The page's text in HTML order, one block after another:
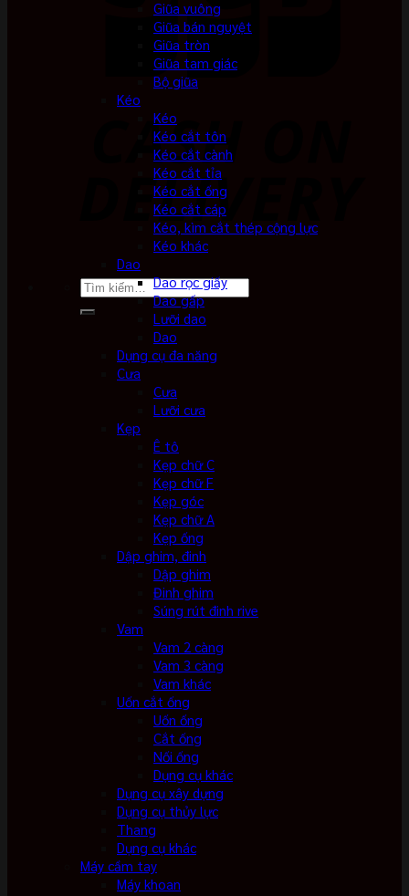
Tìm
Giũa vuông
Giũa bán nguyệt
Giũa tròn
Giũa tam giác
Bộ giũa
Kéo
Kéo
Kéo cắt tôn
Kéo cắt cành
Kéo cắt tỉa
Kéo cắt ống
Kéo cắt cáp
Kéo, kìm cắt thép cộng lực
Kéo khác
Dao
Dao rọc giấy
Dao gấp
Lưỡi dao
Dao
Dụng cụ đa năng
Cưa
Cưa
Lưỡi cưa
Kẹp
Ê tô
Kẹp chữ C
Kẹp chữ F
Kẹp góc
Kẹp chữ A
Kẹp ống
Dập ghim, đinh
Dập ghim
Đinh ghim
Súng rút đinh rive
Vam
Vam 2 càng
Vam 3 càng
Vam khác
Uốn cắt ống
Uốn ống
Cắt ống
Nối ống
Dụng cụ khác
Dụng cụ xây dựng
Dụng cụ thủy lực
Thang
Dụng cụ khác
Máy cầm tay
Máy khoan